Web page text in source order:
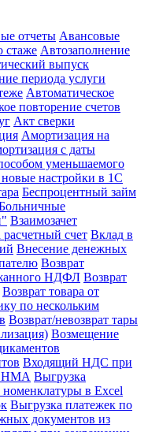
отчеты Авансовые
стаже Автозаполнение
выпуск
периода услуги
Автоматическое
повторение счетов
Акт сверки
Амортизация на
с даты
уменьшаемого
настройки в 1С
Беспроцентный займ
Взаимозачет
счет Вклад в
Внесение денежных
Возврат
НДФЛ Возврат
Возврат товара от
по нескольким
Возврат/невозврат тары
Возмещение
Входящий НДС при
НМА Выгрузка
в Excel
Выгрузка платежек по
документов из